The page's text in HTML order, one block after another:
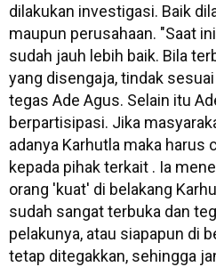
dilakukan investigasi. Baik
maupun perusahaan. "Saat
sudah jauh lebih baik. Bila
yang disengaja, tindak
tegas Ade Agus. Selain itu
berpartisipasi. Jika
adanya Karhutla maka harus
kepada pihak terkait . Ia
orang 'kuat' di belakang
sudah sangat terbuka dan
pelakunya, atau siapapun di
tetap ditegakkan, sehingga